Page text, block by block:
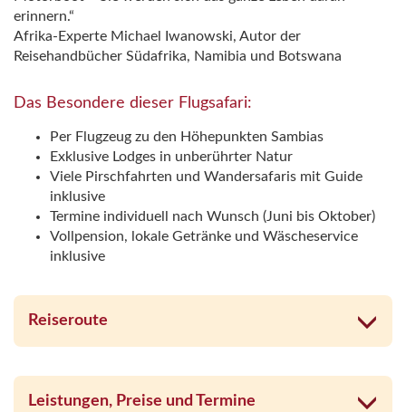
erinnern.“
Afrika-Experte Michael Iwanowski, Autor der
Reisehandbücher Südafrika, Namibia und Botswana
Das Besondere dieser Flugsafari:
Per Flugzeug zu den Höhepunkten Sambias
Exklusive Lodges in unberührter Natur
Viele Pirschfahrten und Wandersafaris mit Guide
inklusive
Termine individuell nach Wunsch (Juni bis Oktober)
Vollpension, lokale Getränke und Wäscheservice
inklusive
Reiseroute
Leistungen, Preise und Termine